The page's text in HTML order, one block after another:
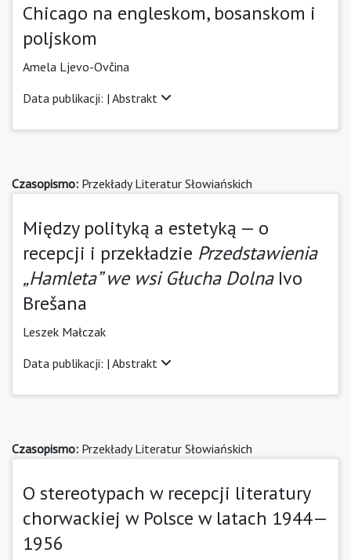
Chicago na engleskom, bosanskom i
poljskom
Amela Ljevo-Ovčina
Data publikacji: | Abstrakt
Czasopismo: Przekłady Literatur Słowiańskich
Między polityką a estetyką — o
recepcji i przekładzie Przedstawienia
„Hamleta” we wsi Głucha DolnaIvo
Brešana
Leszek Małczak
Data publikacji: | Abstrakt
Czasopismo: Przekłady Literatur Słowiańskich
O stereotypach w recepcji literatury
chorwackiej w Polsce w latach 1944—
1956